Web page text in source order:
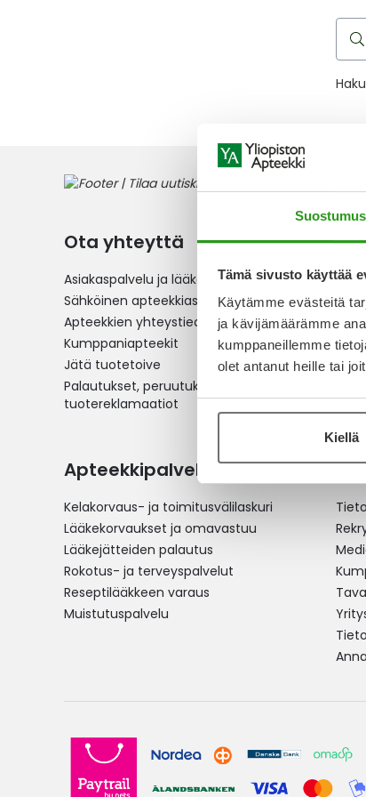
Suostumus
Tämä sivusto käyttää
Käytämme evästeitä
ja kävijämäärämme
kumppaneillemme
olet antanut heille tai
Kiellä
Hae
Ota yhteyttä
Asiakaspalvelu ja lääkeneuvonta
Sähköinen apteekkiasiointi
Apteekkien yhteystiedot
Kumppaniapteekit
Jätä tuotetoive
Palautukset, peruutukset ja
tuotereklamaatiot
Apteekkipalvelut
Kelakorvaus- ja toimitusvälilaskuri
Lääkekorvaukset ja omavastuu
Lääkejätteiden palautus
Rokotus- ja terveyspalvelut
Reseptilääkkeen varaus
Muistutuspalvelu